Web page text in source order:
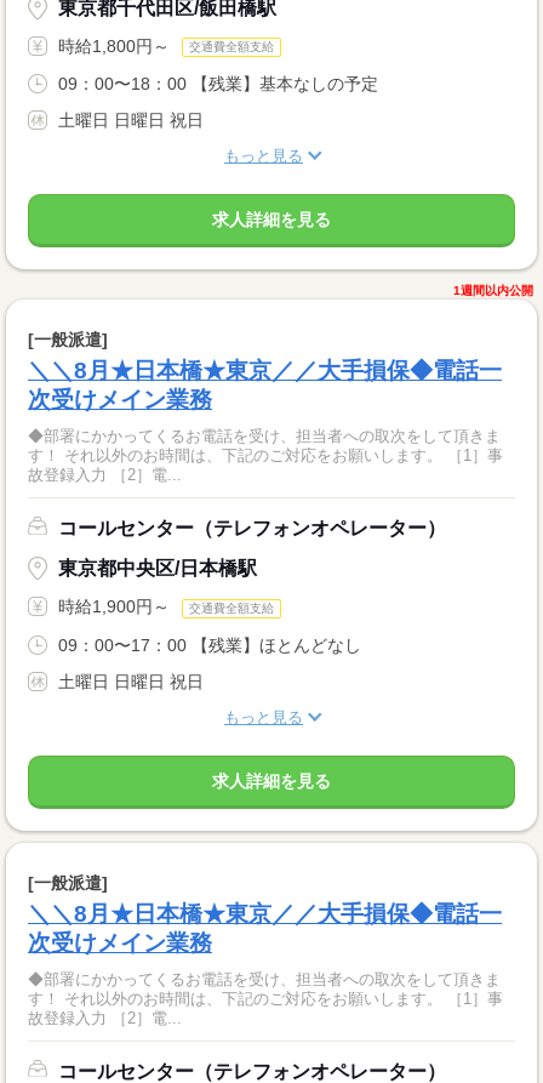
東京都千代田区/飯田橋駅
時給1,800円～ 交通費全額支給
09：00〜18：00 【残業】基本なしの予定
土曜日 日曜日 祝日
もっと見る
求人詳細を見る
1週間以内公開
[一般派遣]
＼＼8月★日本橋★東京／／大手損保◆電話一
次受けメイン業務
◆部署にかかってくるお電話を受け、担当者への取次をして頂きま
す！ それ以外のお時間は、下記のご対応をお願いします。 ［1］事
故登録入力 ［2］電...
コールセンター（テレフォンオペレーター）
東京都中央区/日本橋駅
時給1,900円～ 交通費全額支給
09：00〜17：00 【残業】ほとんどなし
土曜日 日曜日 祝日
もっと見る
求人詳細を見る
[一般派遣]
＼＼8月★日本橋★東京／／大手損保◆電話一
次受けメイン業務
◆部署にかかってくるお電話を受け、担当者への取次をして頂きま
す！ それ以外のお時間は、下記のご対応をお願いします。 ［1］事
故登録入力 ［2］電...
コールセンター（テレフォンオペレーター）